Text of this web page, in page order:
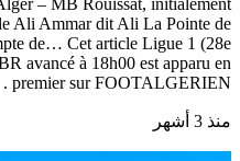
– MB Rouissat, initialement
Ali Ammar dit Ali La Pointe de
de… Cet article Ligue 1 (28e
avancé à 18h00 est apparu en
premier sur FOOTALGERIEN .
منذ 3 أشهر